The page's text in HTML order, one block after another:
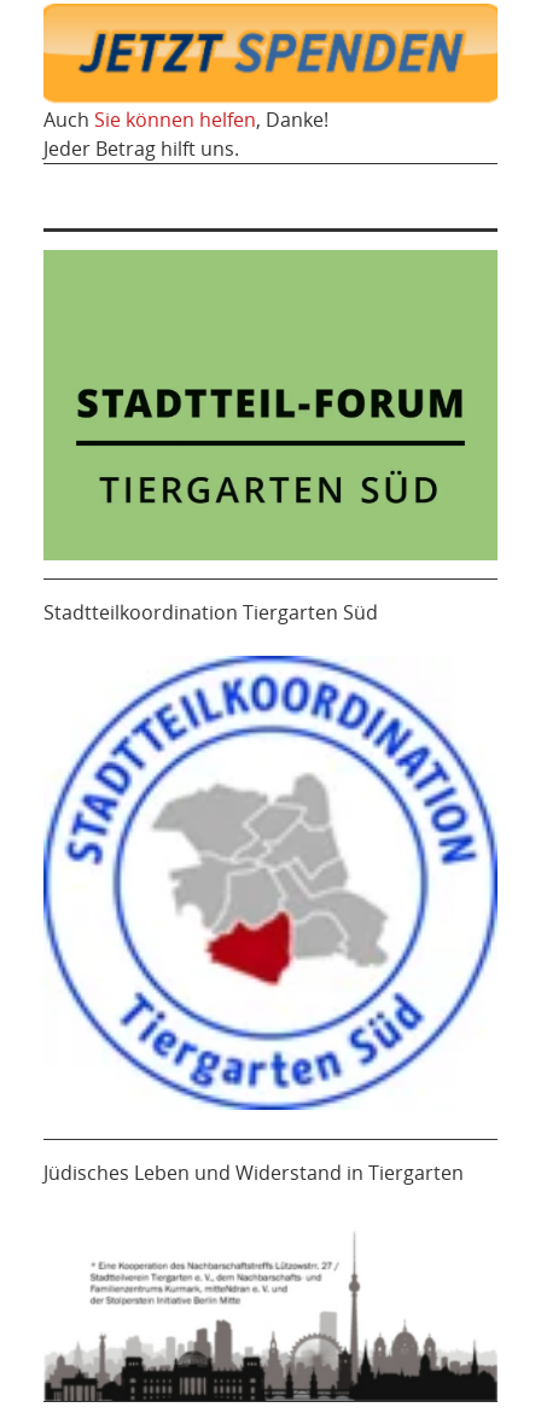
Auch Sie können helfen, Danke!
Jeder Betrag hilft uns.
Stadtteilkoordination Tiergarten Süd
Jüdisches Leben und Widerstand in Tiergarten